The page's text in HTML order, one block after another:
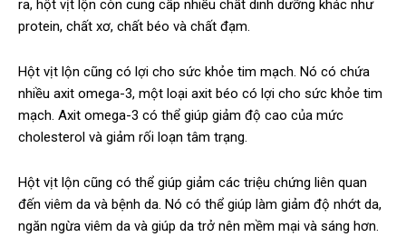
ra, hột vịt lộn còn cung cấp nhiều chất dinh dưỡng khác như
protein, chất xơ, chất béo và chất đạm.
Hột vịt lộn cũng có lợi cho sức khỏe tim mạch. Nó có chứa
nhiều axit omega-3, một loại axit béo có lợi cho sức khỏe tim
mạch. Axit omega-3 có thể giúp giảm độ cao của mức
cholesterol và giảm rối loạn tâm trạng.
Hột vịt lộn cũng có thể giúp giảm các triệu chứng liên quan
đến viêm da và bệnh da. Nó có thể giúp làm giảm độ nhớt da,
ngăn ngừa viêm da và giúp da trở nên mềm mại và sáng hơn.